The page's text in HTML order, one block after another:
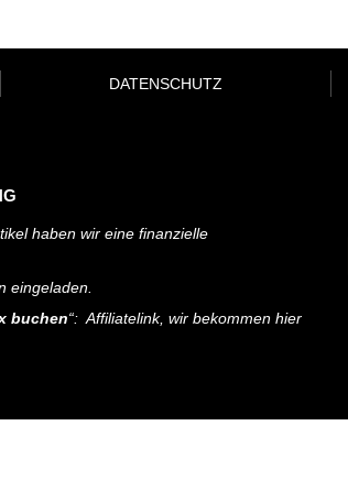
DATENSCHUTZ
haben wir eine finanzielle
eingeladen.
buchen“: Affiliatelink, wir bekommen hier